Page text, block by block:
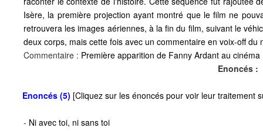
Isère, la première projection ayant montré que le film ne
retrouvera les images aériennes, à la fin du film, suivant le
deux corps, mais cette fois avec un commentaire en voix-off du
Commentaire : Première apparition de Fanny Ardant au cinéma
Enoncés :
Enoncés (5) [Cliquez sur les énoncés pour voir leur traitement
- Ni avec toi, ni sans toi